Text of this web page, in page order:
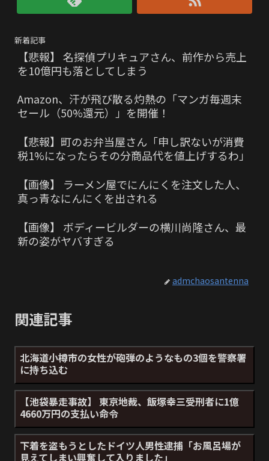
新着記事
【悲報】 名探偵プリキュアさん、前作から売上
を10億円も落としてしまう
Amazon、汗が飛び散る灼熱の「マンガ毎週末
セール（50%還元）」を開催！
【悲報】町のお弁当屋さん「申し訳ないが消費
税1%になったらその分商品代を値上げするわ」
【画像】 ラーメン屋でにんにくを注文した人、
真っ青なにんにくを出される
【画像】 ボディービルダーの横川尚隆さん、最
新の姿がヤバすぎる
admchaosantenna
関連記事
北海道小樽市の女性が砲弾のようなもの3個を警察署
に持ち込む
【池袋暴走事故】 東京地裁、飯塚幸三受刑者に1億
4660万円の支払い命令
下着を盗もうとしたドイツ人男性逮捕「お風呂場が
見えてしまい興奮して入りました」